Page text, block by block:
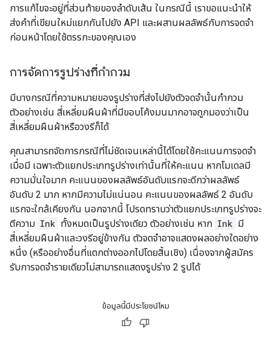
การแก้ไขจะอยู่ที่ส่วนท้ายของลำดับเส้น ในกรณีนี้ เราขอแนะนำให้
ส่งคำที่เขียนใหม่แยกกันไปยัง API และผสานผลลัพธ์กับการจดจำ
ก่อนหน้าโดยใช้ตรรกะของคุณเอง
การจัดการรูปร่างที่กำกวม
มีบางกรณีที่ความหมายของรูปร่างที่ส่งไปยังตัวจดจำนั้นกำกวม
ตัวอย่างเช่น สี่เหลี่ยมผืนผ้าที่มีขอบโค้งมนมากอาจถูกมองว่าเป็น
สี่เหลี่ยมผืนผ้าหรือวงรีก็ได้
คุณสามารถจัดการกรณีที่ไม่ชัดเจนเหล่านี้ได้โดยใช้คะแนนการจดจำ
เมื่อมี เฉพาะตัวแยกประเภทรูปร่างเท่านั้นที่ให้คะแนน หากโมเดลมี
ความมั่นใจมาก คะแนนของผลลัพธ์อันดับแรกจะดีกว่าผลลัพธ์
อันดับ 2 มาก หากมีความไม่แน่นอน คะแนนของผลลัพธ์ 2 อันดับ
แรกจะใกล้เคียงกัน นอกจากนี้ โปรดทราบว่าตัวแยกประเภทรูปร่างจะ
ตีความ Ink ทั้งหมดเป็นรูปร่างเดียว ตัวอย่างเช่น หาก Ink มี
สี่เหลี่ยมผืนผ้าและวงรีอยู่ข้างกัน ตัวจดจำอาจแสดงผลอย่างใดอย่าง
หนึ่ง (หรืออย่างอื่นที่แตกต่างออกไปโดยสิ้นเชิง) เนื่องจากผู้สมัคร
รับการจดจำรายเดียวไม่สามารถแสดงรูปร่าง 2 รูปได้
ข้อมูลนี้มีประโยชน์ไหม